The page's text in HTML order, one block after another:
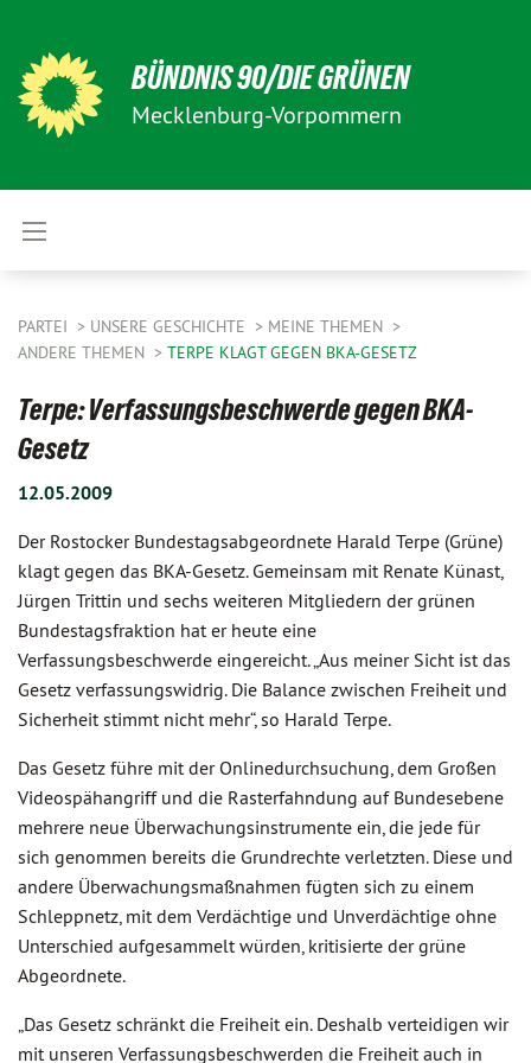
BÜNDNIS 90/DIE GRÜNEN
Mecklenburg-Vorpommern
PARTEI UNSERE GESCHICHTE
MEINE THEMEN
ANDERE THEMEN
TERPE KLAGT GEGEN BKA-GESETZ
Terpe: Verfassungsbeschwerde gegen BKA-
Gesetz
12.05.2009
Der Rostocker Bundestagsabgeordnete Harald Terpe (Grüne)
klagt gegen das BKA-Gesetz. Gemeinsam mit Renate Künast,
Jürgen Trittin und sechs weiteren Mitgliedern der grünen
Bundestagsfraktion hat er heute eine
Verfassungsbeschwerde eingereicht. „Aus meiner Sicht ist das
Gesetz verfassungswidrig. Die Balance zwischen Freiheit und
Sicherheit stimmt nicht mehr“, so Harald Terpe.
Das Gesetz führe mit der Onlinedurchsuchung, dem Großen
Videospähangriff und die Rasterfahndung auf Bundesebene
mehrere neue Überwachungsinstrumente ein, die jede für
sich genommen bereits die Grundrechte verletzten. Diese und
andere Überwachungsmaßnahmen fügten sich zu einem
Schleppnetz, mit dem Verdächtige und Unverdächtige ohne
Unterschied aufgesammelt würden, kritisierte der grüne
Abgeordnete.
„Das Gesetz schränkt die Freiheit ein. Deshalb verteidigen wir
mit unseren Verfassungsbeschwerden die Freiheit auch in